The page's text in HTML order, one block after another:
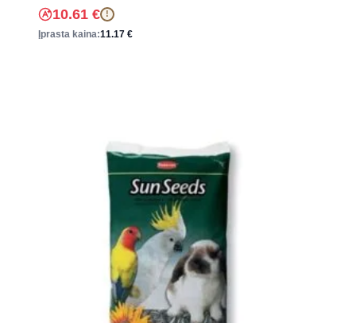
10.61 € !
Įprasta kaina:11.17 €